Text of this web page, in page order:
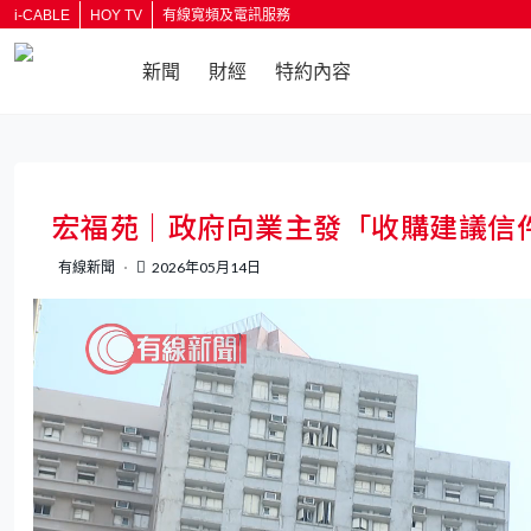
i-CABLE HOY TV 有線寬頻及電訊服務
新聞 財經 特約內容
宏福苑｜政府向業主發「收購建議信
有線新聞 2026年05月14日